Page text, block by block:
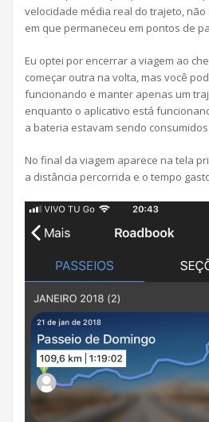
velocidade média real do trajeto,
em que permaneceu em pontos de
Eu optei por encerrar a viagem ao
começar outra na volta, mas você
funcionando e manter apenas um
enquanto o aplicativo está
a bateria estavam sendo consumidos.
No final da viagem aparece na tela
a distância percorrida e o tempo